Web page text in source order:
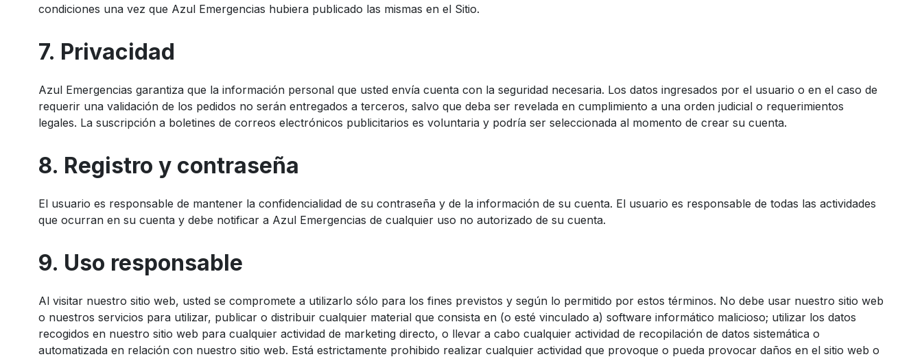
condiciones una vez que Azul Emergencias hubiera publicado las mismas en el Sitio.
7. Privacidad
Azul Emergencias garantiza que la información personal que usted envía cuenta con la seguridad necesaria. Los datos ingresados por el usuario o en el caso de
requerir una validación de los pedidos no serán entregados a terceros, salvo que deba ser revelada en cumplimiento a una orden judicial o requerimientos
legales. La suscripción a boletines de correos electrónicos publicitarios es voluntaria y podría ser seleccionada al momento de crear su cuenta.
8. Registro y contraseña
El usuario es responsable de mantener la confidencialidad de su contraseña y de la información de su cuenta. El usuario es responsable de todas las actividades
que ocurran en su cuenta y debe notificar a Azul Emergencias de cualquier uso no autorizado de su cuenta.
9. Uso responsable
Al visitar nuestro sitio web, usted se compromete a utilizarlo sólo para los fines previstos y según lo permitido por estos términos. No debe usar nuestro sitio web
o nuestros servicios para utilizar, publicar o distribuir cualquier material que consista en (o esté vinculado a) software informático malicioso; utilizar los datos
recogidos en nuestro sitio web para cualquier actividad de marketing directo, o llevar a cabo cualquier actividad de recopilación de datos sistemática o
automatizada en relación con nuestro sitio web. Está estrictamente prohibido realizar cualquier actividad que provoque o pueda provocar daños en el sitio web o